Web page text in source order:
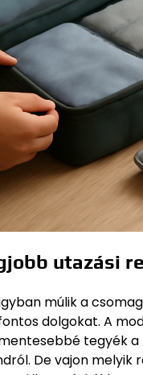
utazási
múlik a
dolgokat. A
tegyék a
De vajon melyik